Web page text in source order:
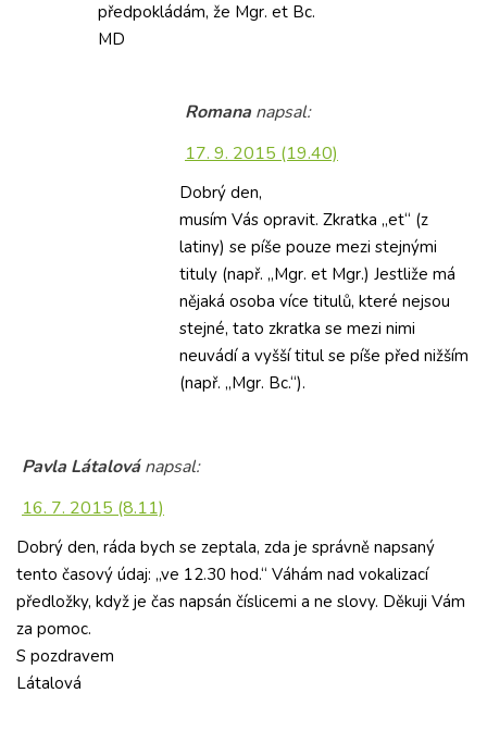
předpokládám, že Mgr. et Bc.
MD
Romana napsal:
17. 9. 2015 (19.40)
Dobrý den,
musím Vás opravit. Zkratka „et“ (z
latiny) se píše pouze mezi stejnými
tituly (např. „Mgr. et Mgr.) Jestliže má
nějaká osoba více titulů, které nejsou
stejné, tato zkratka se mezi nimi
neuvádí a vyšší titul se píše před nižším
(např. „Mgr. Bc.“).
Pavla Látalová napsal:
16. 7. 2015 (8.11)
Dobrý den, ráda bych se zeptala, zda je správně napsaný
tento časový údaj: „ve 12.30 hod.“ Váhám nad vokalizací
předložky, když je čas napsán číslicemi a ne slovy. Děkuji Vám
za pomoc.
S pozdravem
Látalová